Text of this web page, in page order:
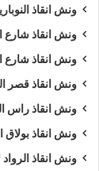
ونش نقل قوارب
طلب ونش انقاذ
طلبونش انقاذ
طلبونش انقاذ
طلبونش انقاذ
ونش انقاذ
ونش انقاذ شارع
ونش انقاذ شارع
ونش انقاذ قصر
ونش انقاذ راس
ونش انقاذ بولاق
ونش انقاذ